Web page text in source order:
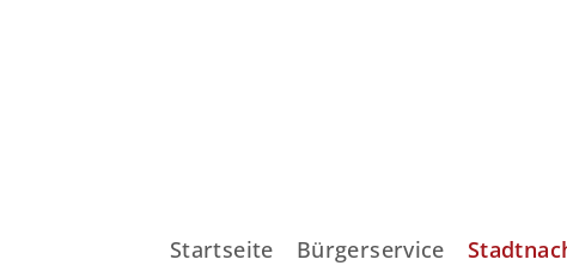
Startseite Bürgerservice